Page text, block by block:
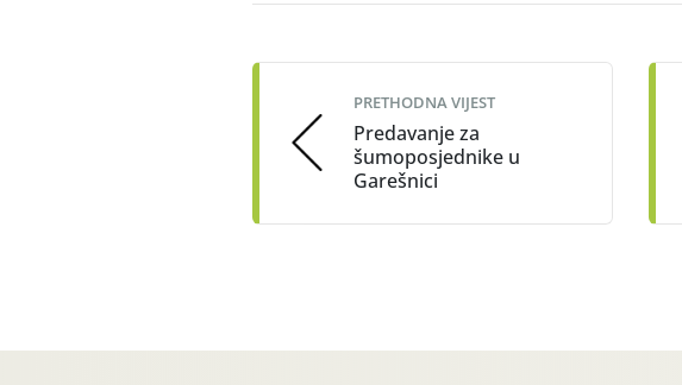
navigation
PRETHODNA VIJEST
Predavanje za
šumoposjednike u
Garešnici